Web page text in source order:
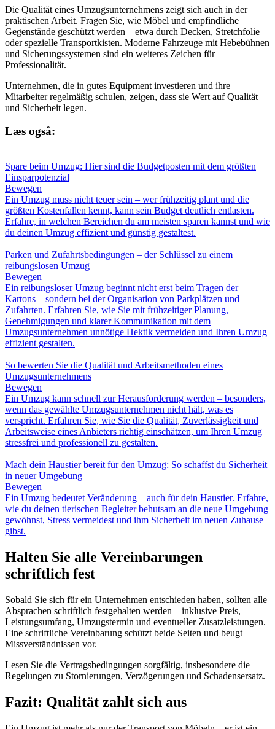
Die Qualität eines Umzugsunternehmens zeigt sich auch in der
praktischen Arbeit. Fragen Sie, wie Möbel und empfindliche
Gegenstände geschützt werden – etwa durch Decken, Stretchfolie
oder spezielle Transportkisten. Moderne Fahrzeuge mit Hebebühnen
und Sicherungssystemen sind ein weiteres Zeichen für
Professionalität.
Unternehmen, die in gutes Equipment investieren und ihre
Mitarbeiter regelmäßig schulen, zeigen, dass sie Wert auf Qualität
und Sicherheit legen.
Læs også:
Spare beim Umzug: Hier sind die Budgetposten mit dem größten
Einsparpotenzial
Bewegen
Ein Umzug muss nicht teuer sein – wer frühzeitig plant und die
größten Kostenfallen kennt, kann sein Budget deutlich entlasten.
Erfahre, in welchen Bereichen du am meisten sparen kannst und wie
du deinen Umzug effizient und günstig gestaltest.
Parken und Zufahrtsbedingungen – der Schlüssel zu einem
reibungslosen Umzug
Bewegen
Ein reibungsloser Umzug beginnt nicht erst beim Tragen der
Kartons – sondern bei der Organisation von Parkplätzen und
Zufahrten. Erfahren Sie, wie Sie mit frühzeitiger Planung,
Genehmigungen und klarer Kommunikation mit dem
Umzugsunternehmen unnötige Hektik vermeiden und Ihren Umzug
effizient gestalten.
So bewerten Sie die Qualität und Arbeitsmethoden eines
Umzugsunternehmens
Bewegen
Ein Umzug kann schnell zur Herausforderung werden – besonders,
wenn das gewählte Umzugsunternehmen nicht hält, was es
verspricht. Erfahren Sie, wie Sie die Qualität, Zuverlässigkeit und
Arbeitsweise eines Anbieters richtig einschätzen, um Ihren Umzug
stressfrei und professionell zu gestalten.
Mach dein Haustier bereit für den Umzug: So schaffst du Sicherheit
in neuer Umgebung
Bewegen
Ein Umzug bedeutet Veränderung – auch für dein Haustier. Erfahre,
wie du deinen tierischen Begleiter behutsam an die neue Umgebung
gewöhnst, Stress vermeidest und ihm Sicherheit im neuen Zuhause
gibst.
Halten Sie alle Vereinbarungen
schriftlich fest
Sobald Sie sich für ein Unternehmen entschieden haben, sollten alle
Absprachen schriftlich festgehalten werden – inklusive Preis,
Leistungsumfang, Umzugstermin und eventueller Zusatzleistungen.
Eine schriftliche Vereinbarung schützt beide Seiten und beugt
Missverständnissen vor.
Lesen Sie die Vertragsbedingungen sorgfältig, insbesondere die
Regelungen zu Stornierungen, Verzögerungen und Schadensersatz.
Fazit: Qualität zahlt sich aus